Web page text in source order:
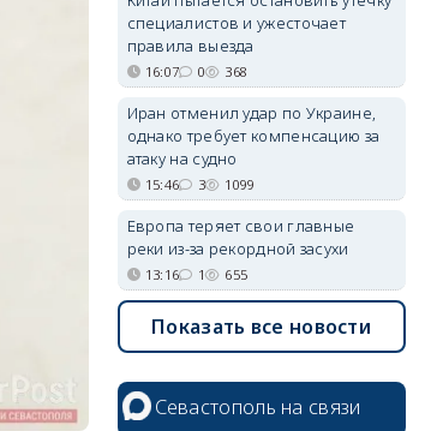
специалистов и ужесточает
правила выезда
16:07 0 368
Иран отменил удар по Украине,
однако требует компенсацию за
атаку на судно
15:46 3 1099
Европа теряет свои главные
реки из-за рекордной засухи
13:16 1 655
Показать все новости
Севастополь на связи